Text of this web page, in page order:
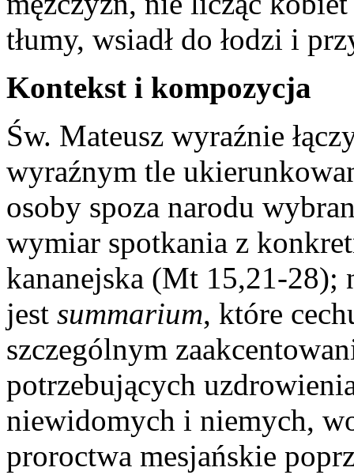
tłumy, wsiadł do łodzi i
Kontekst i kompozycja
Św. Mateusz wyraźnie
wyraźnym tle
osoby spoza narodu
wymiar spotkania z
kananejska (Mt 15,21-28);
jest summarium, które
szczególnym
potrzebujących
niewidomych i niemych,
proroctwa mesjańskie